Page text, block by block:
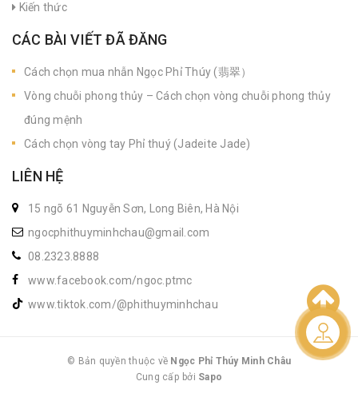
Kiến thức
CÁC BÀI VIẾT ĐÃ ĐĂNG
Cách chọn mua nhẫn Ngọc Phỉ Thúy (翡翠）
Vòng chuỗi phong thủy – Cách chọn vòng chuỗi phong thủy
đúng mệnh
Cách chọn vòng tay Phỉ thuý (Jadeite Jade)
LIÊN HỆ
15 ngõ 61 Nguyễn Sơn, Long Biên, Hà Nội
ngocphithuyminhchau@gmail.com
08.2323.8888
www.facebook.com/ngoc.ptmc
www.tiktok.com/@phithuyminhchau
© Bản quyền thuộc về Ngọc Phỉ Thúy Minh Châu
|
Cung cấp bởi Sapo
Liên hệ